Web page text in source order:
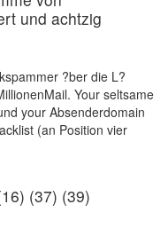
und achtzig
?ber die L?
Your seltsame
your Absenderdomain
(an Position vier
(37) (39)